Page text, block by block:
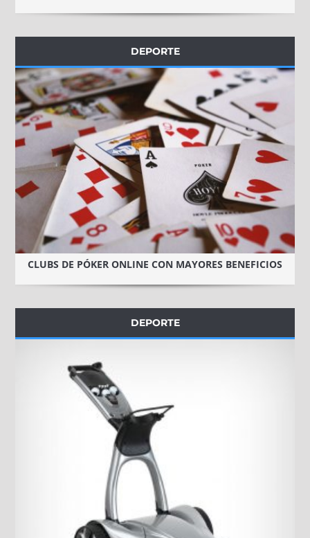
DEPORTE
CLUBS DE PÓKER ONLINE CON MAYORES BENEFICIOS
DEPORTE